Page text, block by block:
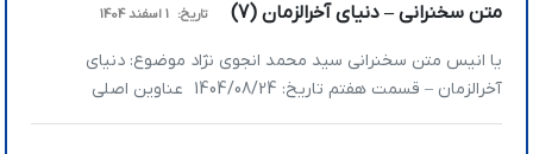
ایامی هم که گذشت صحبت‌هایی که آقا داشتند یک توصیه که به
اهل منبر و […]
متن سخنرانی – دنیای آخرالزمان (7) تاریخ: 1 اسفند 1404
یا انیس متن سخنرانی سید محمد انجوی نژاد موضوع: دنیای
آخرالزمان – قسمت هفتم تاریخ: 1404/08/24 عناوین اصلی
سخنرانی: » اراده خداوند در زندگی انسان‌ها چگونه اعمال می‌شود؟ »